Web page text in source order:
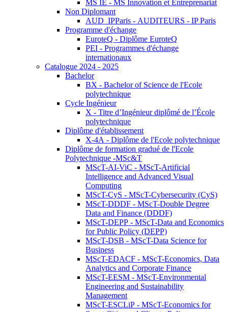
MS IE - MS Innovation et Entreprenariat
Non Diplomant
AUD_IPParis - AUDITEURS - IP Paris
Programme d'échange
EuroteQ - Diplôme EuroteQ
PEI - Programmes d'échange
internationaux
Catalogue 2024 - 2025
Bachelor
BX - Bachelor of Science de l'Ecole
polytechnique
Cycle Ingénieur
X - Titre d’Ingénieur diplômé de l’École
polytechnique
Diplôme d'établissement
X-4A - Diplôme de l'Ecole polytechnique
Diplôme de formation gradué de l'Ecole
Polytechnique -MSc&T
MScT-AI-ViC - MScT-Artificial
Intelligence and Advanced Visual
Computing
MScT-CyS - MScT-Cybersecurity (CyS)
MScT-DDDF - MScT-Double Degree
Data and Finance (DDDF)
MScT-DEPP - MScT-Data and Economics
for Public Policy (DEPP)
MScT-DSB - MScT-Data Science for
Business
MScT-EDACF - MScT-Economics, Data
Analytics and Corporate Finance
MScT-EESM - MScT-Environmental
Engineering and Sustainability
Management
MScT-ESCLiP - MScT-Economics for